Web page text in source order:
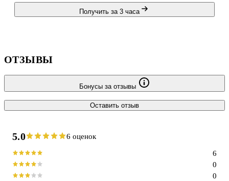
Получить за 3 часа
ОТЗЫВЫ
Бонусы за отзывы
Оставить отзыв
5.0 6 оценок
0
0
6